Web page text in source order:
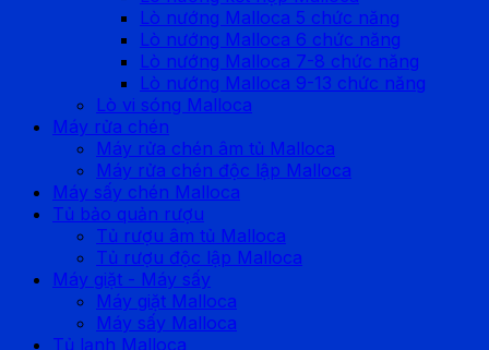
Lò nướng Malloca 5 chức năng
Lò nướng Malloca 6 chức năng
Lò nướng Malloca 7-8 chức năng
Lò nướng Malloca 9-13 chức năng
Lò vi sóng Malloca
Máy rửa chén
Máy rửa chén âm tủ Malloca
Máy rửa chén độc lập Malloca
Máy sấy chén Malloca
Tủ bảo quản rượu
Tủ rượu âm tủ Malloca
Tủ rượu độc lập Malloca
Máy giặt - Máy sấy
Máy giặt Malloca
Máy sấy Malloca
Tủ lạnh Malloca